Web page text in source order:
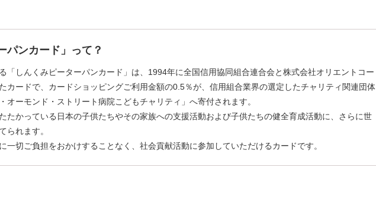
パンカード」って？
「しんくみピーターパンカード」は、1994年に全国信用協同組合連合会と株式会社オリエントコー
カードで、カードショッピングご利用金額の0.5％が、信用組合業界の選定したチャリティ関連団体
オーモンド・ストリート病院こどもチャリティ」へ寄付されます。
たかっている日本の子供たちやその家族への支援活動および子供たちの健全育成活動に、さらに世
られます。
一切ご負担をおかけすることなく、社会貢献活動に参加していただけるカードです。